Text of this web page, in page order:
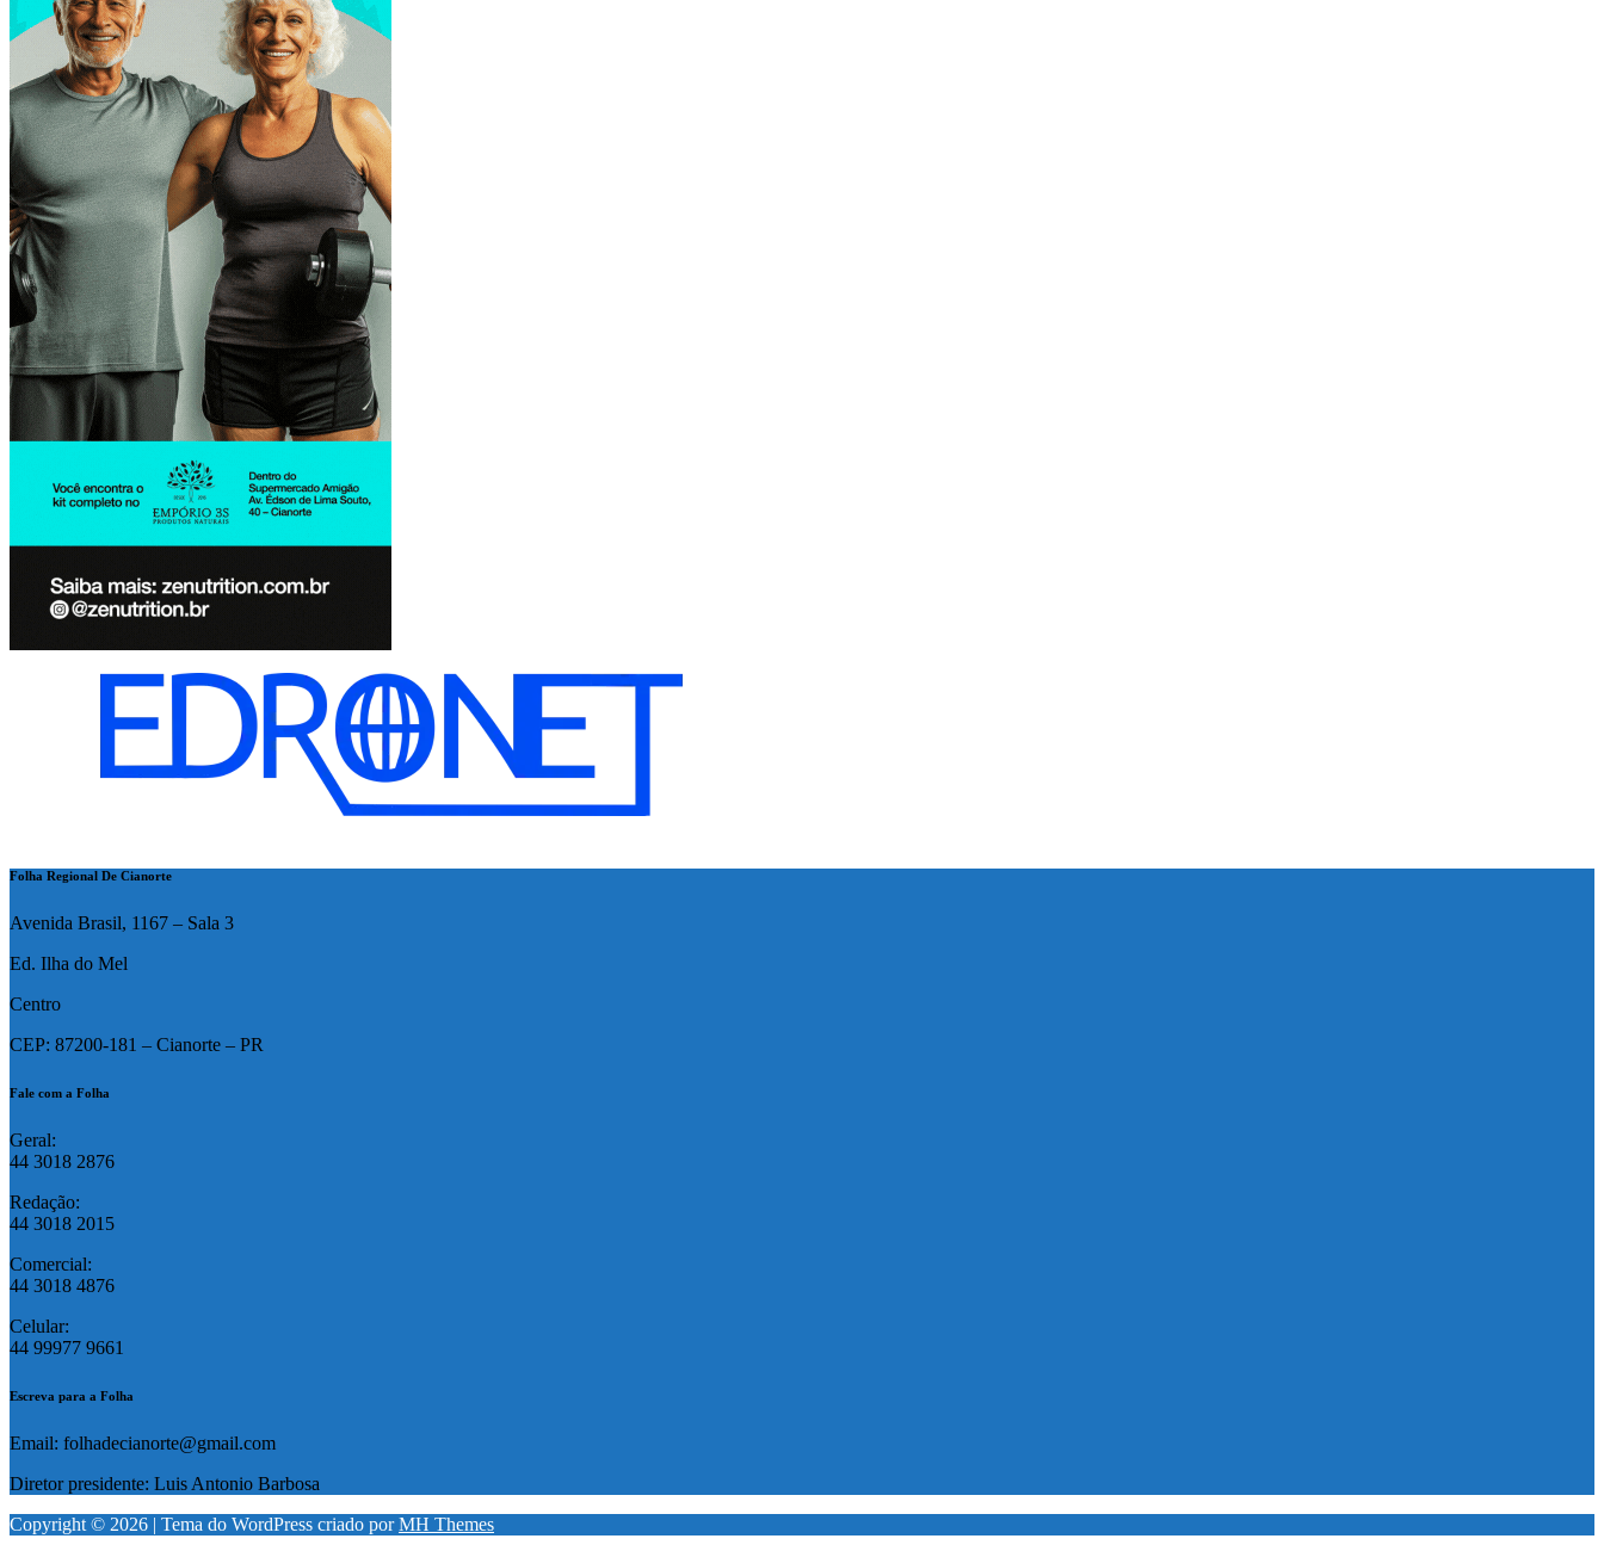
Folha Regional De Cianorte
Avenida Brasil, 1167 – Sala 3
Ed. Ilha do Mel
Centro
CEP: 87200-181 – Cianorte – PR
Fale com a Folha
Geral:
44 3018 2876
Redação:
44 3018 2015
Comercial:
44 3018 4876
Celular:
44 99977 9661
Escreva para a Folha
Email: folhadecianorte@gmail.com
Diretor presidente: Luis Antonio Barbosa
Copyright © 2026 | Tema do WordPress criado porMH Themes